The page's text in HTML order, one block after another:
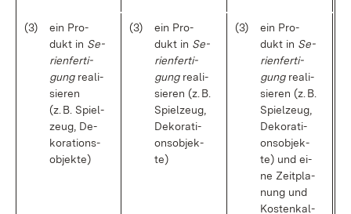
(3)
ein Pro­
dukt in Se­
ri­en­fer­ti­
gungrea­li­
sie­ren
(z. B. Spiel­
zeug, De­
ko­ra­ti­ons­
ob­jek­te)
(3)
ein Pro­
dukt in Se­
ri­en­fer­ti­
gungrea­li­
sie­ren (z. B.
Spiel­zeug,
De­ko­ra­ti­
ons­ob­jek­
te)
(3)
ein Pro­
dukt in Se­
ri­en­fer­ti­
gungrea­li­
sie­ren (z. B.
Spiel­zeug,
De­ko­ra­ti­
ons­ob­jek­
te) und ei­
ne Zeit­pla­
nung und
Kos­ten­kal­